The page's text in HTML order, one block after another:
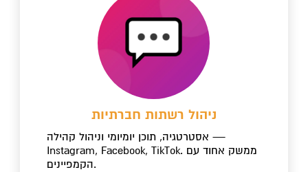
ניהול רשתות חברתיות
אסטרטגיה, תוכן יומיומי וניהול קהילה —
Instagram, Facebook, TikTok. ממשק אחוד עם
הקמפיינים.